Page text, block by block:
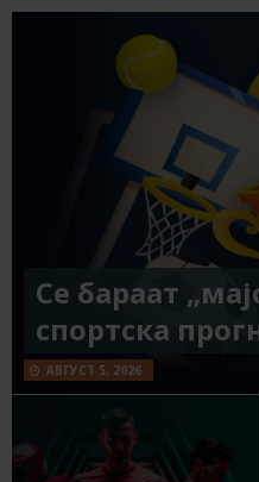
Се бараат
спортска
АВГУСТ 5, 2026